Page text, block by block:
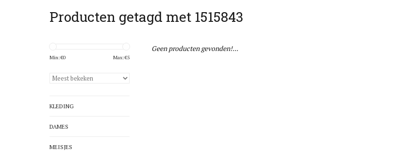
Producten getagd met 1515843
Min: €0 Max: €5
KLEDING
DAMES
MEISJES
Geen producten gevonden!...